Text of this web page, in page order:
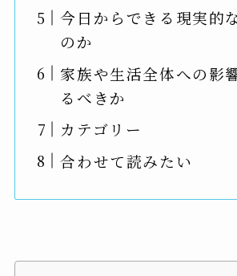
今日からできる現実的
のか
家族や生活全体への影
るべきか
カテゴリー
合わせて読みたい